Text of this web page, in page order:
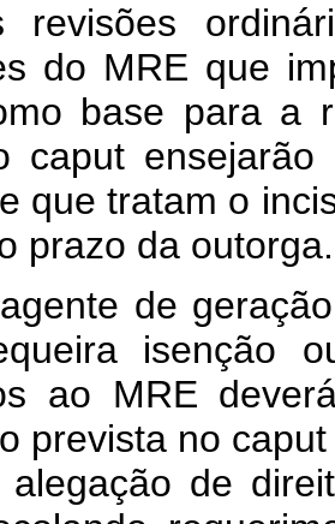
revisões
do MRE que
base para a
caput
que tratam o
prazo da outorga.
de
isenção
ao MRE
prevista no
alegação de